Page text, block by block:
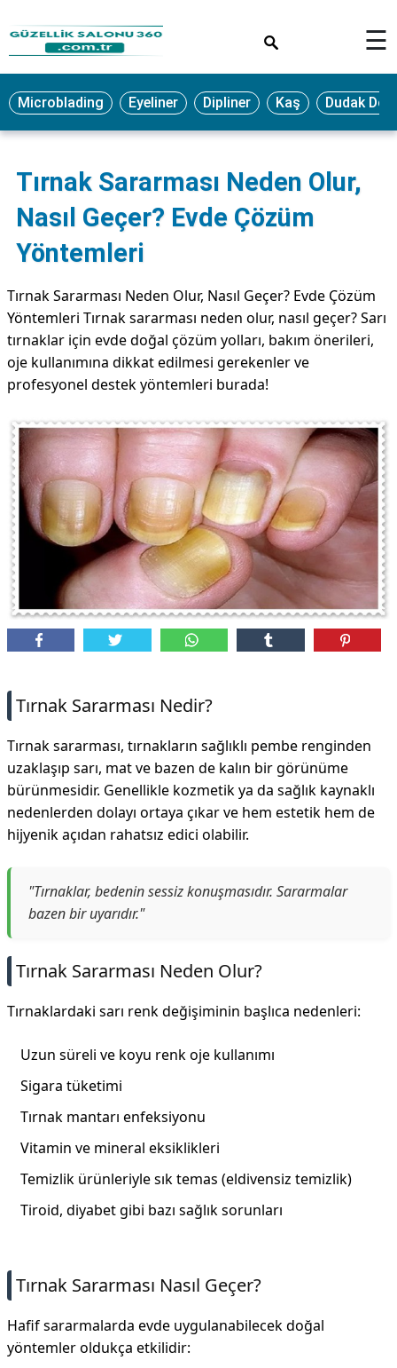
MAKYAJ
MİCROBLADİNG
LAZER
TIRNAK
PEELİNG
ERKEK
BAKIMI
CİLT
BAKIMI
DİPLİNER
☰
Microblading Eyeliner Dipliner Kaş Dudak
Tırnak Sararması Neden Olur,
Nasıl Geçer? Evde Çözüm
Yöntemleri
Tırnak Sararması Neden Olur, Nasıl Geçer? Evde Çözüm
Yöntemleri Tırnak sararması neden olur, nasıl geçer? Sarı
tırnaklar için evde doğal çözüm yolları, bakım önerileri,
oje kullanımına dikkat edilmesi gerekenler ve
profesyonel destek yöntemleri burada!
Tırnak Sararması Nedir?
Tırnak sararması, tırnakların sağlıklı pembe renginden
uzaklaşıp sarı, mat ve bazen de kalın bir görünüme
bürünmesidir. Genellikle kozmetik ya da sağlık kaynaklı
nedenlerden dolayı ortaya çıkar ve hem estetik hem de
hijyenik açıdan rahatsız edici olabilir.
"Tırnaklar, bedenin sessiz konuşmasıdır. Sararmalar
bazen bir uyarıdır."
Tırnak Sararması Neden Olur?
Tırnaklardaki sarı renk değişiminin başlıca nedenleri:
Uzun süreli ve koyu renk oje kullanımı
Sigara tüketimi
Tırnak mantarı enfeksiyonu
Vitamin ve mineral eksiklikleri
Temizlik ürünleriyle sık temas (eldivensiz temizlik)
Tiroid, diyabet gibi bazı sağlık sorunları
Tırnak Sararması Nasıl Geçer?
Hafif sararmalarda evde uygulanabilecek doğal
yöntemler oldukça etkilidir: